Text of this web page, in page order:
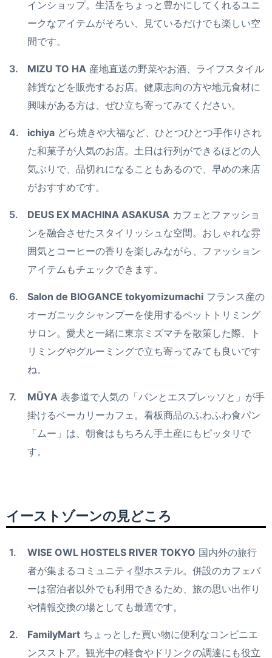
インショップ。生活をちょっと豊かにしてくれるユニ
ークなアイテムがそろい、見ているだけでも楽しい空
間です。
MIZU TO HA 産地直送の野菜やお酒、ライフスタイル
雑貨などを販売するお店。健康志向の方や地元食材に
興味がある方は、ぜひ立ち寄ってみてください。
ichiya どら焼きや大福など、ひとつひとつ手作りされ
た和菓子が人気のお店。土日は行列ができるほどの人
気ぶりで、品切れになることもあるので、早めの来店
がおすすめです。
DEUS EX MACHINA ASAKUSA カフェとファッショ
ンを融合させたスタイリッシュな空間。おしゃれな雰
囲気とコーヒーの香りを楽しみながら、ファッション
アイテムもチェックできます。
Salon de BIOGANCE tokyomizumachi フランス産の
オーガニックシャンプーを使用するペットトリミング
サロン。愛犬と一緒に東京ミズマチを散策した際、ト
リミングやグルーミングで立ち寄ってみても良いです
ね。
MŪYA 表参道で人気の「パンとエスプレッソと」が手
掛けるベーカリーカフェ。看板商品のふわふわ食パン
「ムー」は、朝食はもちろん手土産にもピッタリで
す。
イーストゾーンの見どころ
WISE OWL HOSTELS RIVER TOKYO 国内外の旅行
者が集まるコミュニティ型ホステル。併設のカフェバ
ーは宿泊者以外でも利用できるため、旅の思い出作り
や情報交換の場としても最適です。
FamilyMart ちょっとした買い物に便利なコンビニエ
ンスストア。観光中の軽食やドリンクの調達にも役立